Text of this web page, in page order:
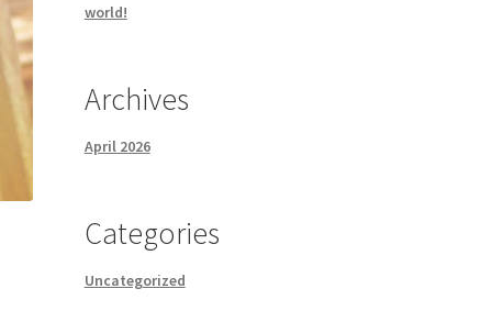
world!
Archives
April 2026
Categories
Uncategorized